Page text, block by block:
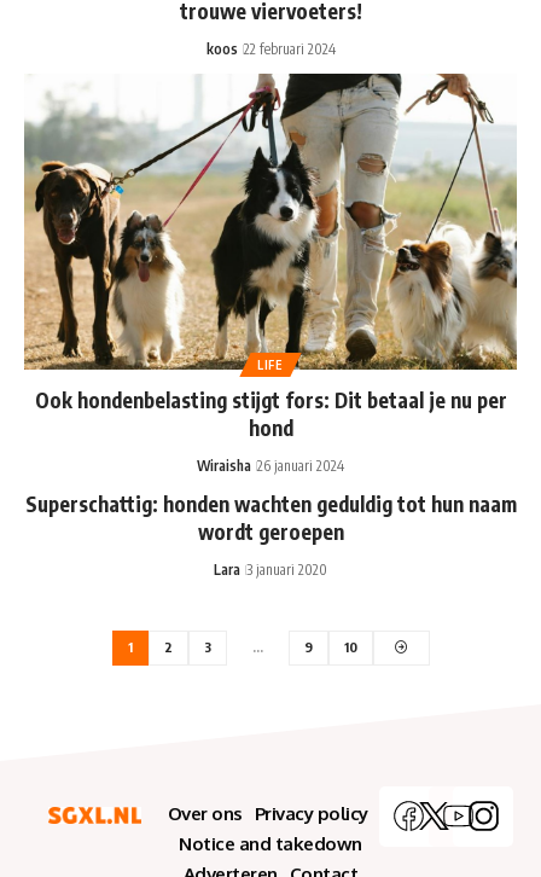
trouwe viervoeters!
koos 22 februari 2024
LIFE
Ook hondenbelasting stijgt fors: Dit betaal je nu per
hond
Wiraisha 26 januari 2024
Superschattig: honden wachten geduldig tot hun naam
wordt geroepen
Lara 3 januari 2020
1 2 3 … 9 10
Over ons
Privacy policy
Notice and takedown